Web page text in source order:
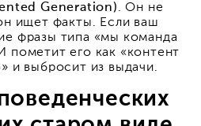
Generation). Он не
ищет факты. Если ваш
фразы типа «мы команда
пометит его как «контент
и выбросит из выдачи.